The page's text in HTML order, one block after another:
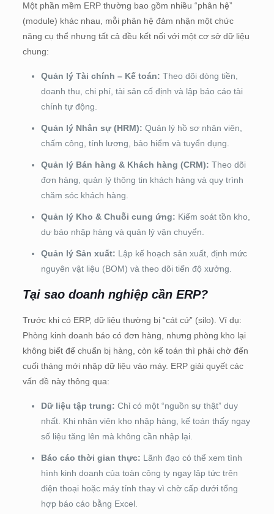
Một phần mềm ERP thường bao gồm nhiều “phân hệ”
(module) khác nhau, mỗi phân hệ đảm nhận một chức
năng cụ thể nhưng tất cả đều kết nối với một cơ sở dữ liệu
chung:
Quản lý Tài chính – Kế toán: Theo dõi dòng tiền,
doanh thu, chi phí, tài sản cố định và lập báo cáo tài
chính tự động.
Quản lý Nhân sự (HRM): Quản lý hồ sơ nhân viên,
chấm công, tính lương, bảo hiểm và tuyển dụng.
Quản lý Bán hàng & Khách hàng (CRM): Theo dõi
đơn hàng, quản lý thông tin khách hàng và quy trình
chăm sóc khách hàng.
Quản lý Kho & Chuỗi cung ứng: Kiểm soát tồn kho,
dự báo nhập hàng và quản lý vận chuyển.
Quản lý Sản xuất: Lập kế hoạch sản xuất, định mức
nguyên vật liệu (BOM) và theo dõi tiến độ xưởng.
Tại sao doanh nghiệp cần ERP?
Trước khi có ERP, dữ liệu thường bị “cát cứ” (silo). Ví dụ:
Phòng kinh doanh báo có đơn hàng, nhưng phòng kho lại
không biết để chuẩn bị hàng, còn kế toán thì phải chờ đến
cuối tháng mới nhập dữ liệu vào máy. ERP giải quyết các
vấn đề này thông qua:
Dữ liệu tập trung: Chỉ có một “nguồn sự thật” duy
nhất. Khi nhân viên kho nhập hàng, kế toán thấy ngay
số liệu tăng lên mà không cần nhập lại.
Báo cáo thời gian thực: Lãnh đạo có thể xem tình
hình kinh doanh của toàn công ty ngay lập tức trên
điện thoại hoặc máy tính thay vì chờ cấp dưới tổng
hợp báo cáo bằng Excel.